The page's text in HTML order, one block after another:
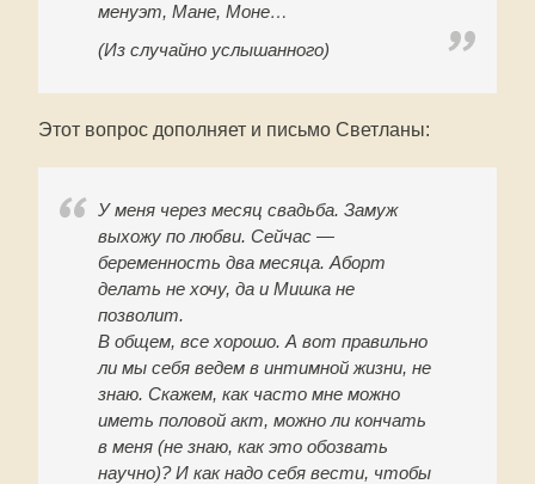
менуэт, Мане, Моне…
(Из случайно услышанного)
Этот вопрос дополняет и письмо Светланы:
У меня через месяц свадьба. Замуж
выхожу по любви. Сейчас —
беременность два месяца. Аборт
делать не хочу, да и Мишка не
позволит.
В общем, все хорошо. А вот правильно
ли мы себя ведем в интимной жизни, не
знаю. Скажем, как часто мне можно
иметь половой акт, можно ли кончать
в меня (не знаю, как это обозвать
научно)? И как надо себя вести, чтобы